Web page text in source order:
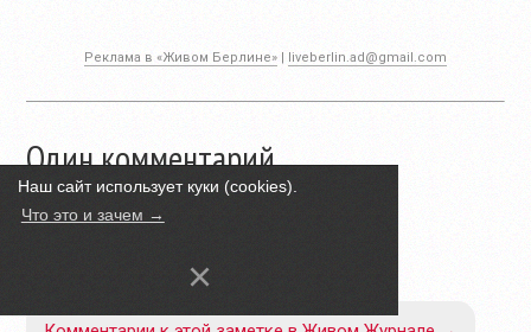
Наш сайт использует куки (cookies).
Что это и зачем →
×
Реклама в «Живом Берлине» liveberlin.ad@gmail.com
Один комментарий